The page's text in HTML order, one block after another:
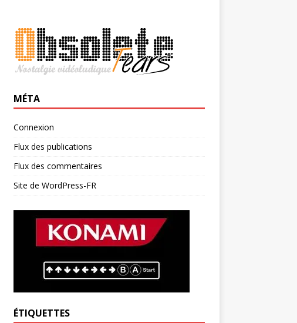
MÉTA
Connexion
Flux des publications
Flux des commentaires
Site de WordPress-FR
ÉTIQUETTES